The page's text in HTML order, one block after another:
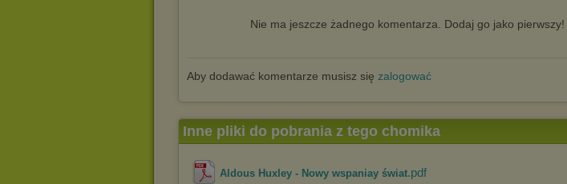
Nie ma jeszcze żadnego komentarza. Dodaj go jako pierwszy!
Aby dodawać komentarze musisz się zalogować
Inne pliki do pobrania z tego chomika
Aldous Huxley - Nowy wspaniay świat.pdf